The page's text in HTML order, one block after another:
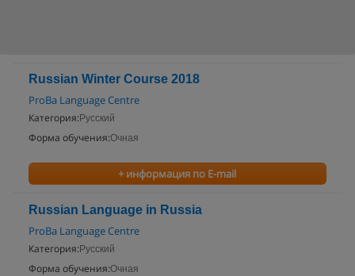
Russian Winter Course 2018
ProBa Language Centre
Категория: Русский
Форма обучения:Очная
+ информация по E-mail
Russian Language in Russia
ProBa Language Centre
Категория: Русский
Форма обучения:Очная